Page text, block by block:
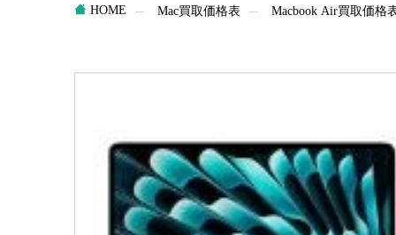
HOME Mac買取価格表 Macbook Air買取価格